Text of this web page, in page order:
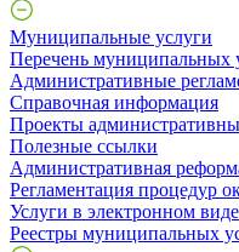
Муниципальные услуги
Перечень муниципальных
Административные
Справочная информация
Проекты
Полезные ссылки
Административная
Регламентация процедур
Услуги в электронном виде
Реестры муниципальных